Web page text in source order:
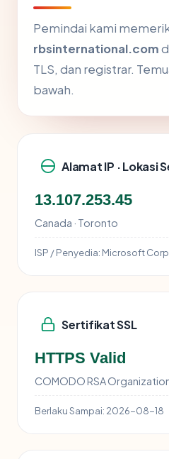
Pemindai kami
rbsinternational.com
TLS, dan registrar.
bawah.
Alamat IP · Lokasi
13.107.253.45
Canada · Toronto
ISP / Penyedia: Microsoft
Sertifikat SSL
HTTPS Valid
COMODO RSA
Berlaku Sampai: 2026-08-18